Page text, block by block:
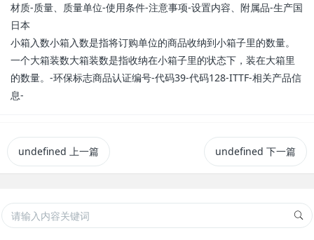
材质-质量、质量单位-使用条件-注意事项-设置内容、附属品-生产国
日本
小箱入数小箱入数是指将订购单位的商品收纳到小箱子里的数量。
一个大箱装数大箱装数是指收纳在小箱子里的状态下，装在大箱里
的数量。-环保标志商品认证编号-代码39-代码128-ITTF-相关产品信
息-
undefined 上一篇 undefined 下一篇